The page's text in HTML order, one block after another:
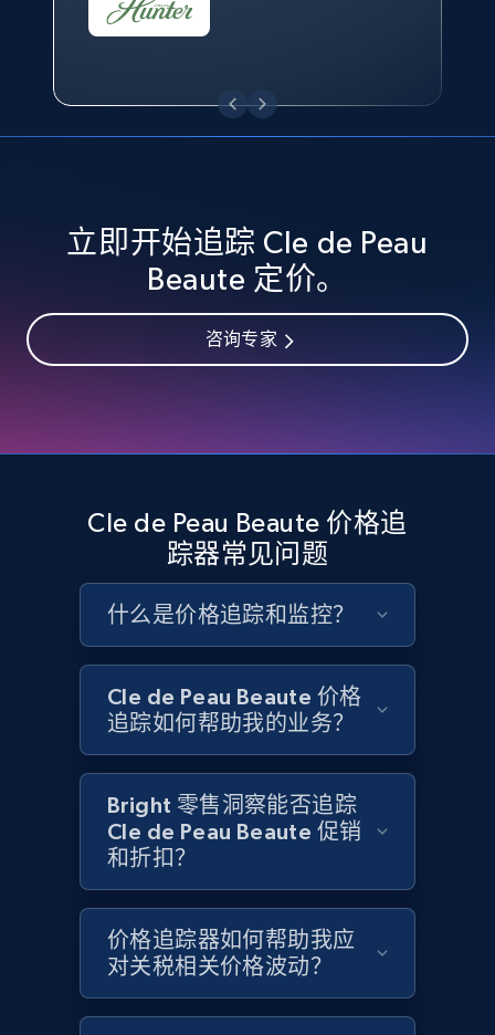
Seller reviews, Breadcrumbs, Root category, and
more.
URL, Product id, Title, Product description,
Rating, Reviews count, Images, Variations, and
202+
Google Shopping - collects products from
URL, Product id, Title, Product description,
Rating, Reviews count, Images, Variations, and
2.4K+ 202+ 立即开始
Home Depot US
URL, Domain, Country code, Model number,
Sku, Product id, Product name, Manufacturer,
and more.
using specified keywords
立即开始追踪 Cle de Peau
Beaute 定价。
咨询专家
Cle de Peau Beaute 价格追
踪器常见问题
什么是价格追踪和监控？
Cle de Peau Beaute 价格
追踪如何帮助我的业务？
Bright 零售洞察能否追踪
Cle de Peau Beaute 促销
和折扣？
价格追踪器如何帮助我应
对关税相关价格波动？